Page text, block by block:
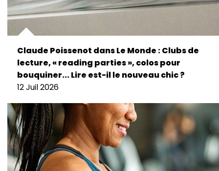
Claude Poissenot dans Le Monde : Clubs de
lecture, « reading parties », colos pour
bouquiner... Lire est-il le nouveau chic ?
12 Juil 2026